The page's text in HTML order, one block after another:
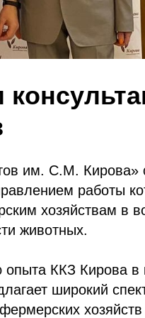
им. С.М. Кирова»
работы
хозяйствам в
животных.
опыта ККЗ Кирова в
широкий